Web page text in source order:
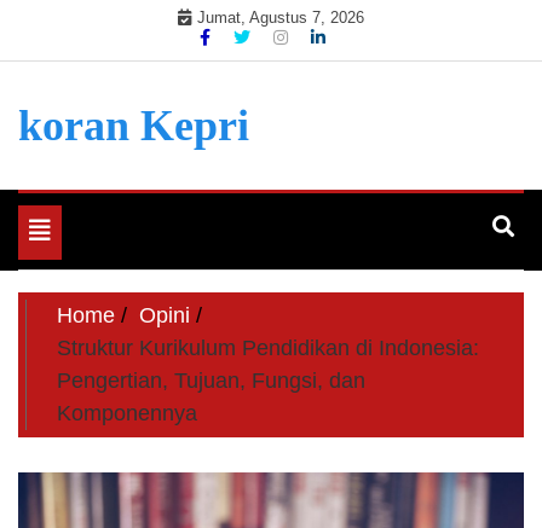
Jumat, Agustus 7, 2026
koran Kepri
Toggle
navigation
Home
Opini
Struktur Kurikulum Pendidikan di Indonesia:
Pengertian, Tujuan, Fungsi, dan
Komponennya